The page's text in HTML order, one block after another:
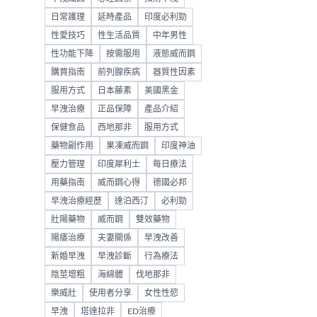
日常護理 延時產品 印度必利勁
性愛技巧 性生活品質 中年男性
性功能下降 按需服用 液態威而鋼
購買指南 前列腺疾病 器質性因素
服用方式 日本藤素 美國黑金
早洩治療 正品保障 產品介紹
保健食品 西地那非 服用方式
藥物副作用 果凍威而鋼 印度神油
壓力管理 印度犀利士 每日療法
用藥指南 威而鋼心得 德國必邦
早洩治療經歷 達泊西汀 必利勁
壯陽藥物 威而鋼 雙效藥物
陽痿治療 夫妻關係 早洩改善
新婚早洩 早洩診斷 行為療法
陰莖增粗 海綿體 伐地那非
樂威壯 使用者分享 女性性慾
早洩 塔達拉非 ED治療